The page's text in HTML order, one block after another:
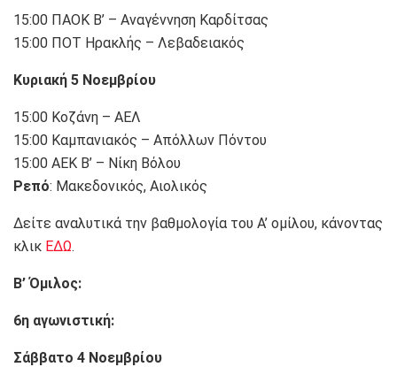
15:00 ΠΑΟΚ Β’ – Αναγέννηση Καρδίτσας
15:00 ΠΟΤ Ηρακλής – Λεβαδειακός
Κυριακή 5 Νοεμβρίου
15:00 Κοζάνη – ΑΕΛ
15:00 Καμπανιακός – Απόλλων Πόντου
15:00 ΑΕΚ Β’ – Νίκη Βόλου
Ρεπό: Μακεδονικός, Αιολικός
Δείτε αναλυτικά την βαθμολογία του Α’ ομίλου, κάνοντας
κλικ ΕΔΩ.
Β’ Όμιλος:
6η αγωνιστική:
Σάββατο 4 Νοεμβρίου